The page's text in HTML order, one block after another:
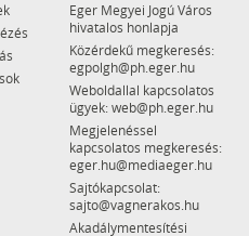
Eger Megyei Jogú Város
hivatalos honlapja
Közérdekű megkeresés:
egpolgh@ph.eger.hu
Weboldallal kapcsolatos
ügyek: web@ph.eger.hu
Megjelenéssel
kapcsolatos megkeresés:
eger.hu@mediaeger.hu
Sajtókapcsolat:
sajto@vagnerakos.hu
Akadálymentesítési